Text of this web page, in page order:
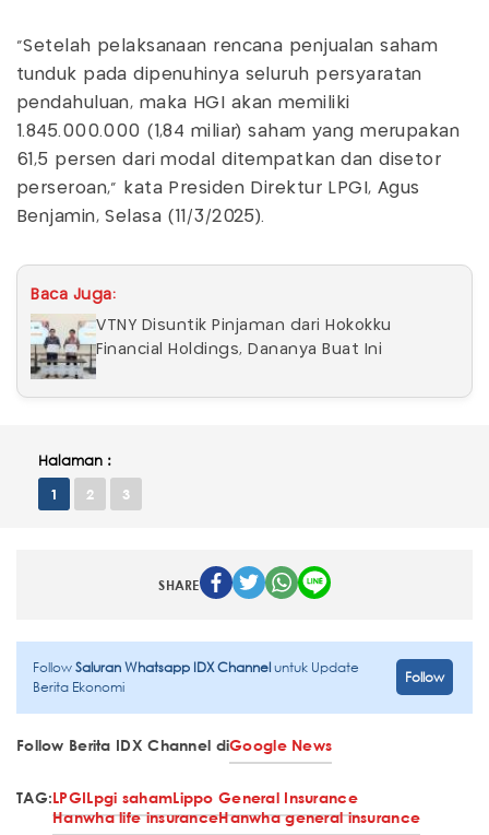
"Setelah pelaksanaan rencana penjualan saham
tunduk pada dipenuhinya seluruh persyaratan
pendahuluan, maka HGI akan memiliki
1.845.000.000 (1,84 miliar) saham yang merupakan
61,5 persen dari modal ditempatkan dan disetor
perseroan," kata Presiden Direktur LPGI, Agus
Benjamin, Selasa (11/3/2025).
Baca Juga:
VTNY Disuntik Pinjaman dari Hokokku
Financial Holdings, Dananya Buat Ini
Halaman :
1 2 3
SHARE
FollowSaluran Whatsapp IDX Channeluntuk Update
Berita Ekonomi
Follow
Follow Berita IDX Channel diGoogle News
TAG:LPGILpgi sahamLippo General Insurance
Hanwha life insuranceHanwha general insurance